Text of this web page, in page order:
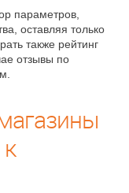
параметров,
оставляя только
также рейтинг
отзывы по